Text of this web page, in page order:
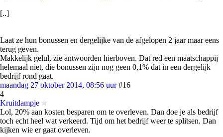
[..]
Laat ze hun bonussen en dergelijke van de afgelopen 2 jaar maar eens
terug geven.
Makkelijk gelul, zie antwoorden hierboven. Dat red een maatschappij
helemaal niet, die bonussen zijn nog geen 0,1% dat in een dergelijk
bedrijf rond gaat.
maandag 27 oktober 2014, 08:56 uur #16
4
Kruitdampje
Lol, 20% aan kosten besparen om te overleven. Dan doe je als bedrijf
toch echt heel wat verkeerd. Tijd om het bedrijf weer te splitsen. Dan
kijken wie er gaat overleven.